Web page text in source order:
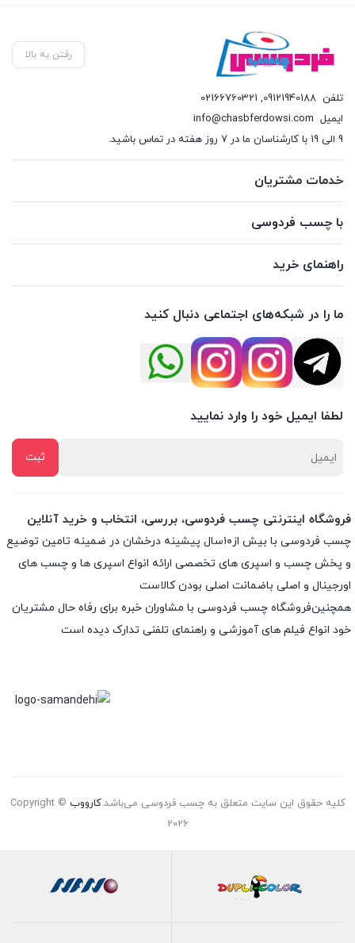
رفتن به بالا
تلفن 09121940188
,
02166760321
ایمیل info@chasbferdowsi.com
9 الی 19 با کارشناسان ما در 7 روز هفته در تماس باشید.
خدمات مشتریان
با چسب فردوسی
راهنمای خرید
ما را در شبکه‌های اجتماعی دنبال کنید
لطفا ایمیل خود را وارد نمایید
فروشگاه اینترنتی چسب فردوسی، بررسی، انتخاب و خرید آنلاین
چسب فردوسی با بیش از۱۰سال پیشینه درخشان در ضمینه تامین توضیع
و پخش چسب و اسپری های تخصصی ارائه انواع اسپری ها و چسب های
اورجینال و اصلی باضمانت اصلی بودن کالاست
همچنین‌فروشگاه چسب فردوسی با مشاوران خبره برای رفاه حال مشتریان
خود انواع فیلم های آموزشی و راهنمای تلفنی تدارک دیده است
کلیه حقوق این سایت متعلق به چسب فردوسی می‌باشد.کارووب Copyright ©
2026